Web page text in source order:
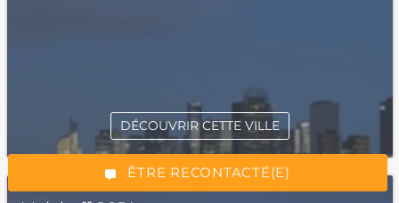
“Excellent”, 165 avis
ÊTRE RECONTACTÉ(E)
DÉCOUVRIR CETTE VILLE